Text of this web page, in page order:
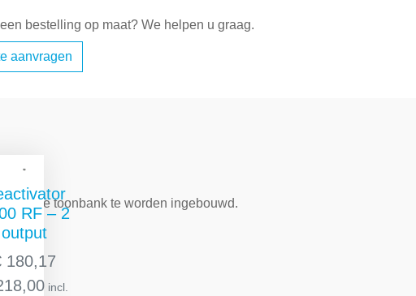
bestelling op maat? We helpen u graag.
aanvragen
de toonbank te worden ingebouwd.
RF – 2
output
180,17
incl.